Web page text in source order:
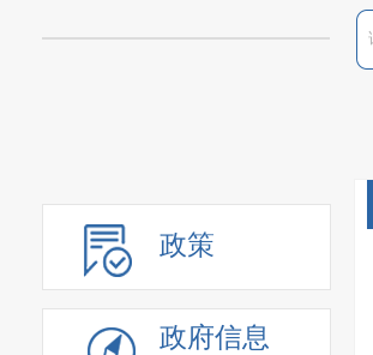
政策
政府信息